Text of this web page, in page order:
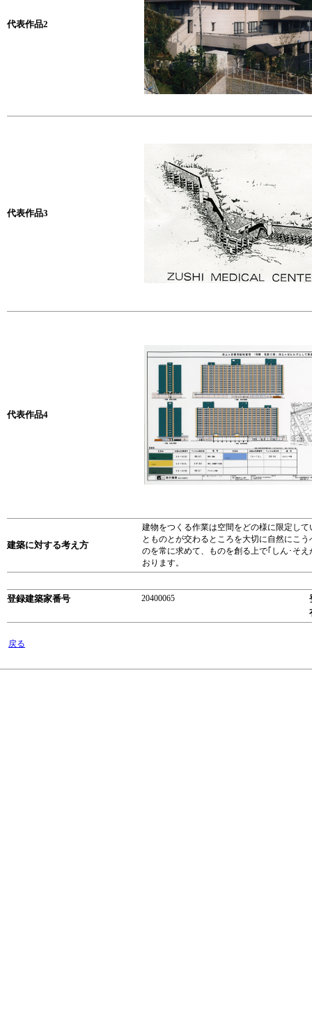
代表作品2
代表作品3
代表作品4
建築に対する考え方
建物をつくる作業は空間をどの様に限定し
とものとが交わるところを大切に自然にこ
のを常に求めて、ものを創る上で｢しん･そ
おります。
登録建築家番号 20400065
戻る